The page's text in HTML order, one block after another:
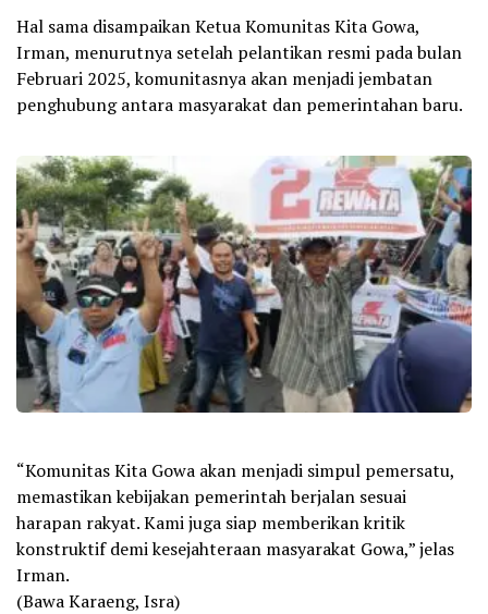
Hal sama disampaikan Ketua Komunitas Kita Gowa,
Irman, menurutnya setelah pelantikan resmi pada bulan
Februari 2025, komunitasnya akan menjadi jembatan
penghubung antara masyarakat dan pemerintahan baru.
“Komunitas Kita Gowa akan menjadi simpul pemersatu,
memastikan kebijakan pemerintah berjalan sesuai
harapan rakyat. Kami juga siap memberikan kritik
konstruktif demi kesejahteraan masyarakat Gowa,” jelas
Irman.
(Bawa Karaeng, Isra)